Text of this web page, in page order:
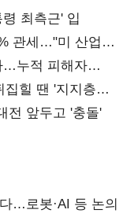
최측근' 입
관세…"미 산업
…누적 피해자
힐 땐 '지지층
전 앞두고 '충돌'
…로봇·AI 등 논의